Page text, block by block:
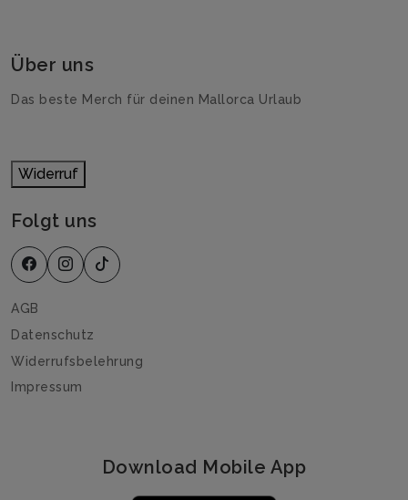
Über uns
Das beste Merch für deinen Mallorca Urlaub
Widerruf
Folgt uns
AGB
Datenschutz
Widerrufsbelehrung
Impressum
Download Mobile App